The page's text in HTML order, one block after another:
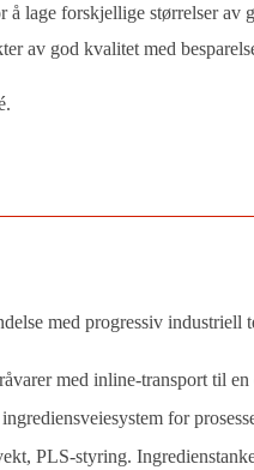
lage forskjellige størrelser
av god kvalitet med
med progressiv industriell
med inline-transport til
for
PLS-styring.